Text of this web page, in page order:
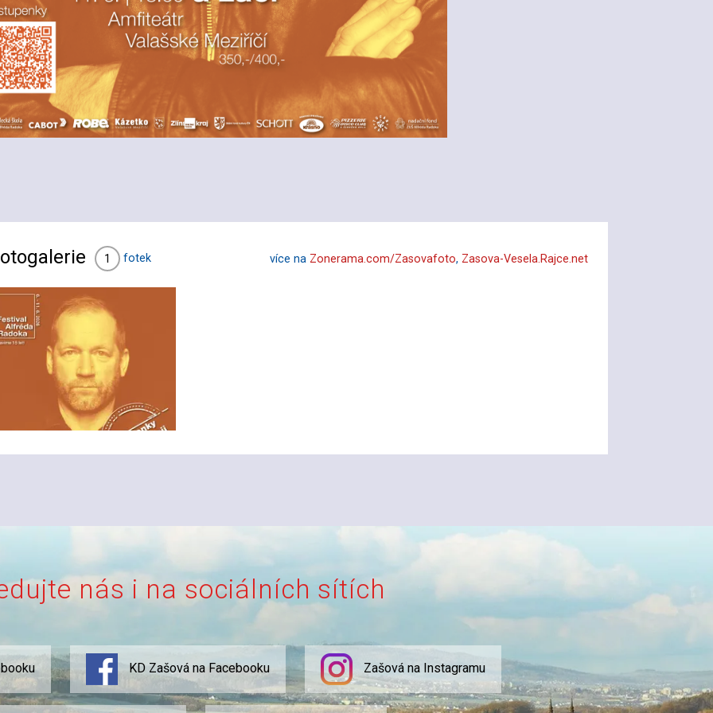
1 fotek více na Zonerama.com/Zasovafoto, Zasova-Vesela.Rajce.net
nás i na sociálních sítích
KD Zašová na Facebooku Zašová na Instagramu